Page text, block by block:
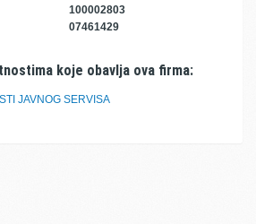
100002803
07461429
koje obavlja ova firma:
JAVNOG SERVISA